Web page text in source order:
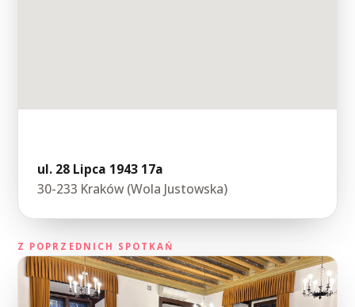
ul. 28 Lipca 1943 17a
30-233 Kraków (Wola Justowska)
Z POPRZEDNICH SPOTKAŃ